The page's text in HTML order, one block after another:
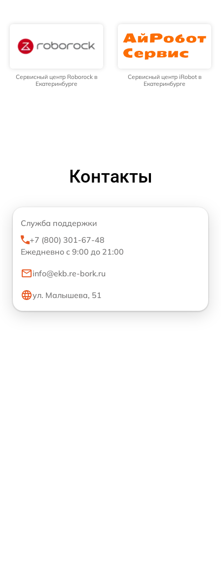
Сервисный центр Roborock в
Екатеринбурге
Сервисный центр iRobot в
Екатеринбурге
Контакты
Служба поддержки
+7 (800) 301-67-48
Ежедневно с 9:00 до 21:00
info@ekb.re-bork.ru
ул. Малышева, 51